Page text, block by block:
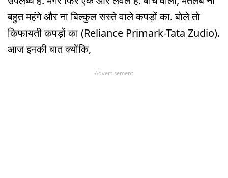
बहुत महंगे और ना बिल्कुल सस्ते वाले कपड़ों का. बोले तो
किफायती कपड़ों का (Reliance Primark-Tata Zudio).
आज इनकी बात क्योंकि,
Advertisement